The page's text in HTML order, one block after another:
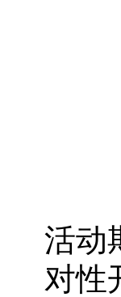
活动
对性